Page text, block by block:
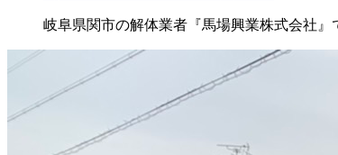
岐阜県関市の解体業者『馬場興業株式会社